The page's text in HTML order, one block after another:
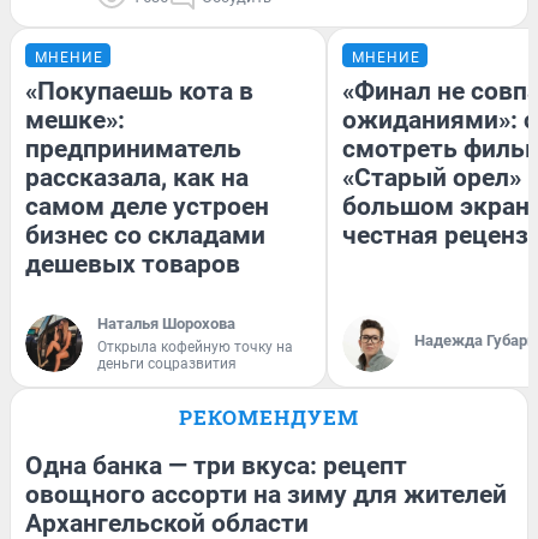
МНЕНИЕ
«Покупаешь кота в
мешке»:
предприниматель
рассказала, как на
самом деле устроен
бизнес со складами
дешевых товаров
Наталья Шорохова
Открыла кофейную точку на
деньги соцразвития
МНЕНИЕ
«Финал не
ожиданиями»:
смотреть
«Старый орел»
большом
честная
Надежда Губарь
РЕКОМЕНДУЕМ
Одна банка — три вкуса: рецепт
овощного ассорти на зиму для жителей
Архангельской области